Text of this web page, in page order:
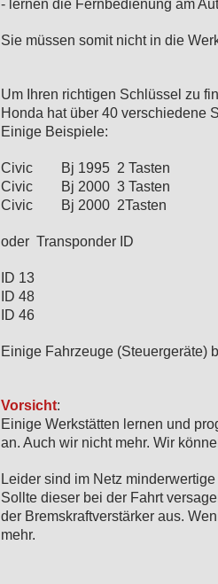
- lernen die Fernbedienung am
Sie müssen somit nicht in die
Um Ihren richtigen Schlüssel zu
Honda hat über 40 verschiedene
Einige Beispiele:
Civic Bj 1995 2 Tasten
Civic Bj 2000 3 Tasten
Civic Bj 2000 2Tasten
oder Transponder ID
ID 13
ID 48
ID 46
Einige Fahrzeuge (Steuergeräte)
Vorsicht:
Einige Werkstätten lernen und
an. Auch wir nicht mehr. Wir
Leider sind im Netz
Sollte dieser bei der Fahrt
der Bremskraftverstärker aus.
mehr.